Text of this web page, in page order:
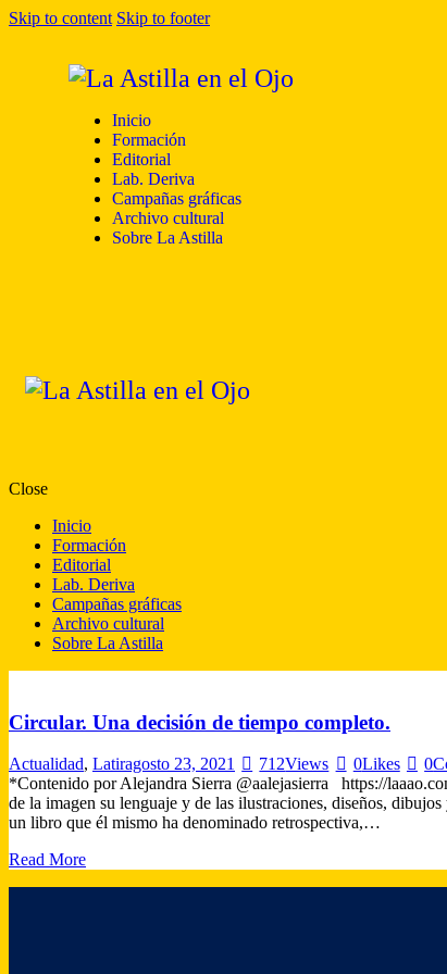
Skip to content Skip to footer
Inicio
Formación
Editorial
Lab. Deriva
Campañas gráficas
Archivo cultural
Sobre La Astilla
Close
Inicio
Formación
Editorial
Lab. Deriva
Campañas gráficas
Archivo cultural
Sobre La Astilla
Circular. Una decisión de tiempo completo.
Actualidad, Latiragosto 23, 2021 712Views 0Likes 0
*Contenido por Alejandra Sierra @aalejasierra https://
de la imagen su lenguaje y de las ilustraciones, diseños,
un libro que él mismo ha denominado retrospectiva,…
Read More